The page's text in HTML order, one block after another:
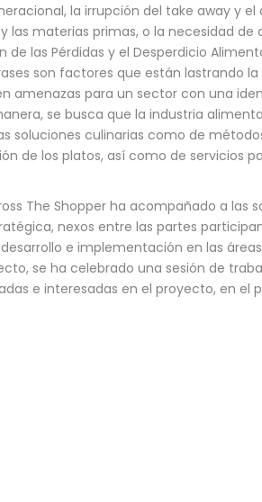
la irrupción del take away y el
las materias primas, o la necesidad de
las Pérdidas y el Desperdicio
son factores que están lastrando
amenazas para un sector con una
se busca que la industria
soluciones culinarias como de
de los platos, así como de servicios
The Shopper ha acompañado a las
nexos entre las partes
e implementación en las áreas
se ha celebrado una sesión de
e interesadas en el proyecto, en el